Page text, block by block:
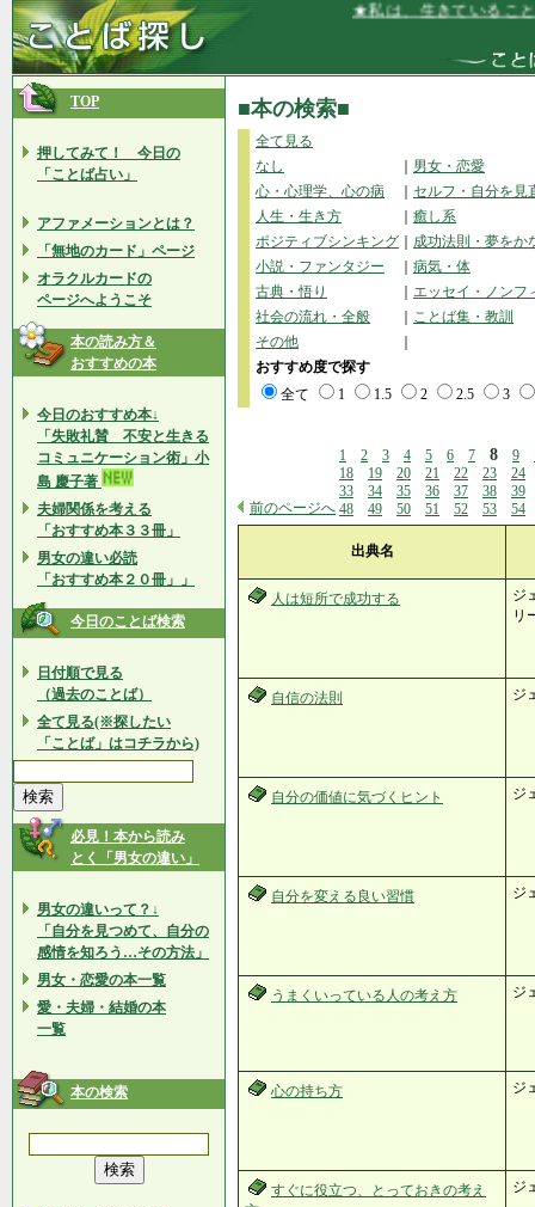
★私は、生きていることに感
TOP
押してみて！ 今日の
「ことば占い」
アファメーションとは？
「無地のカード」ページ
オラクルカードの
ページへようこそ
本の読み方＆
おすすめの本
今日のおすすめ本↓
「失敗礼賛 不安と生きる
コミュニケーション術」小
島 慶子著
夫婦関係を考える
「おすすめ本３３冊」
男女の違い必読
「おすすめ本２０冊」」
今日のことば検索
日付順で見る
（過去のことば）
全て見る(※探したい
「ことば」はコチラから)
必見！本から読み
とく「男女の違い」
男女の違いって？↓
「自分を見つめて、自分の
感情を知ろう…その方法」
男女・恋愛の本一覧
愛・夫婦・結婚の本
一覧
本の検索
■本の検索■
全て見る
なし
男女・恋愛
心・心理学、心の病
セルフ・自分を見
人生・生き方
癒し系
ポジティブシンキング
成功法則・夢をか
小説・ファンタジー
病気・体
古典・悟り
エッセイ・ノンフ
社会の流れ・全般
ことば集・教訓
その他
おすすめ度で探す
全て
1 1.5 2 2.5 3
前のページへ
1 2 3 4 5 6 7 8 9
18
19 20 21 22 23
24
33
34 35 36 37 38
39
48
49 50 51 52 53 54
出典名
人は短所で成功する
ジ
リ
自信の法則 ジ
自分の価値に気づくヒント ジ
自分を変える良い習慣 ジ
うまくいっている人の考え方 ジ
心の持ち方 ジ
すぐに役立つ、とっておきの考え
ジ